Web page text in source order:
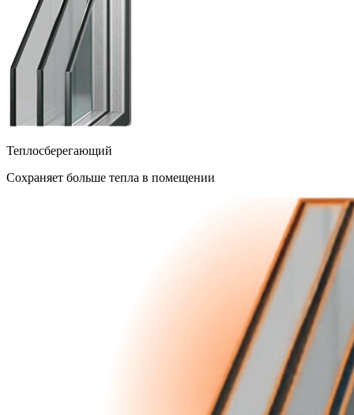
Теплосберегающий
Сохраняет больше тепла в помещении